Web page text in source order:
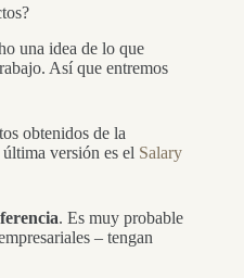
una idea de lo que
Así que entremos
obtenidos de la
versión es el Salary
. Es muy probable
– tengan